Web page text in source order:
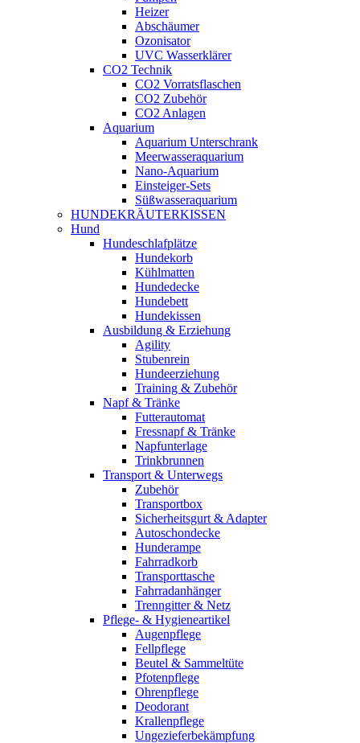
Heizer
Abschäumer
Ozonisator
UVC Wasserklärer
CO2 Technik
CO2 Vorratsflaschen
CO2 Zubehör
CO2 Anlagen
Aquarium
Aquarium Unterschrank
Meerwasseraquarium
Nano-Aquarium
Einsteiger-Sets
Süßwasseraquarium
HUNDEKRÄUTERKISSEN
Hund
Hundeschlafplätze
Hundekorb
Kühlmatten
Hundedecke
Hundebett
Hundekissen
Ausbildung & Erziehung
Agility
Stubenrein
Hundeerziehung
Training & Zubehör
Napf & Tränke
Futterautomat
Fressnapf & Tränke
Napfunterlage
Trinkbrunnen
Transport & Unterwegs
Zubehör
Transportbox
Sicherheitsgurt & Adapter
Autoschondecke
Hunderampe
Fahrradkorb
Transporttasche
Fahrradanhänger
Trenngitter & Netz
Pflege- & Hygieneartikel
Augenpflege
Fellpflege
Beutel & Sammeltüte
Pfotenpflege
Ohrenpflege
Deodorant
Krallenpflege
Ungezieferbekämpfung